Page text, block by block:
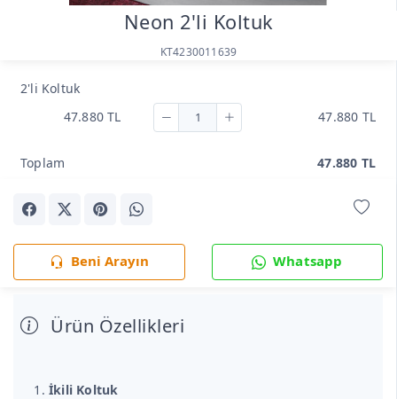
Neon 2'li Koltuk
KT4230011639
2'li Koltuk
47.880 TL
47.880 TL
Toplam 47.880 TL
Beni Arayın Whatsapp
Ürün Özellikleri
İkili Koltuk